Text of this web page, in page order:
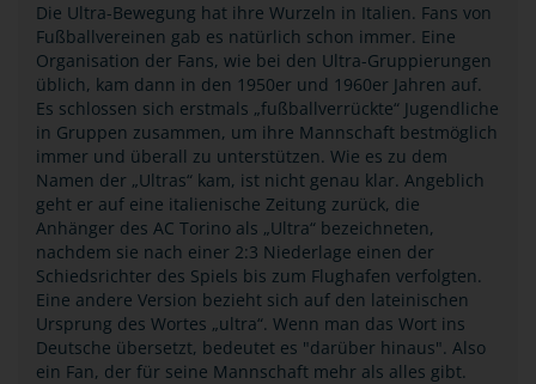
Die Ultra-Bewegung hat ihre Wurzeln in Italien. Fans von
Fußballvereinen gab es natürlich schon immer. Eine
Organisation der Fans, wie bei den Ultra-Gruppierungen
üblich, kam dann in den 1950er und 1960er Jahren auf.
Es schlossen sich erstmals „fußballverrückte“ Jugendliche
in Gruppen zusammen, um ihre Mannschaft bestmöglich
immer und überall zu unterstützen. Wie es zu dem
Namen der „Ultras“ kam, ist nicht genau klar. Angeblich
geht er auf eine italienische Zeitung zurück, die
Anhänger des AC Torino als „Ultra“ bezeichneten,
nachdem sie nach einer 2:3 Niederlage einen der
Schiedsrichter des Spiels bis zum Flughafen verfolgten.
Eine andere Version bezieht sich auf den lateinischen
Ursprung des Wortes „ultra“. Wenn man das Wort ins
Deutsche übersetzt, bedeutet es "darüber hinaus". Also
ein Fan, der für seine Mannschaft mehr als alles gibt.